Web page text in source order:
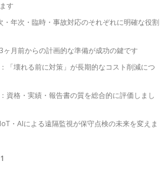
す
・年次・臨時・事故対応のそれぞれに明確な役割
ヶ月前からの計画的な準備が成功の鍵です
「壊れる前に対策」が長期的なコスト削減につ
：資格・実績・報告書の質を総合的に評価しまし
・AIによる遠隔監視が保守点検の未来を変えま